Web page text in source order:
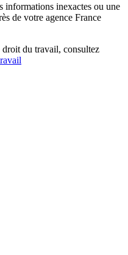
informations inexactes ou une
de votre agence France
droit du travail, consultez